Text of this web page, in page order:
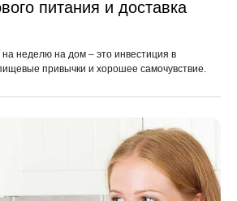
питания и доставка
неделю на дом – это инвестиция в
привычки и хорошее самочувствие.